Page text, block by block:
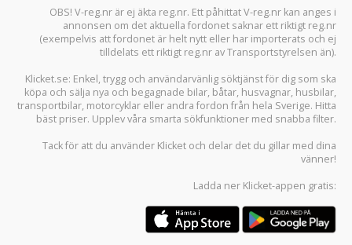
OBS! V-reg.nr är ej äkta reg.nr. Ett påhittat V-reg.nr kan anges i
annonsen om det aktuella fordonet saknar ett riktigt reg.nr
(exempelvis att fordonet är helt nytt eller har importerats och ej
tilldelats ett riktigt reg.nr av Transportstyrelsen än).
Klicket.se: Enkel, trygg och användarvänlig söktjänst för dig som ska
köpa och sälja nya och begagnade bilar, båtar, husvagnar, husbilar,
transportbilar, motorcyklar eller andra fordon från hela Sverige. Hitta
bäst priser. Upplev våra smarta sökfunktioner med snabba filter.
Tack för att du använder Klicket och delar det du gillar med dina
vänner!
Ladda ner Klicket-appen gratis: